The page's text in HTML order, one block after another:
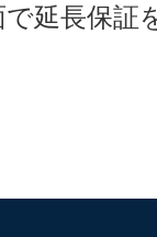
延長保証